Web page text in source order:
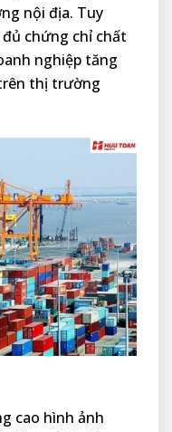
nội địa. Tuy
chứng chỉ chất
nghiệp tăng
thị trường
cao hình ảnh